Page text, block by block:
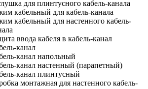
для плинтусного кабель-канала
кабельный для кабель-канала
кабельный для настенного кабель-
ввода кабеля в кабель-канал
канал
канал напольный
канал настенный (парапетный)
канал плинтусный
монтажная для настенного кабель-